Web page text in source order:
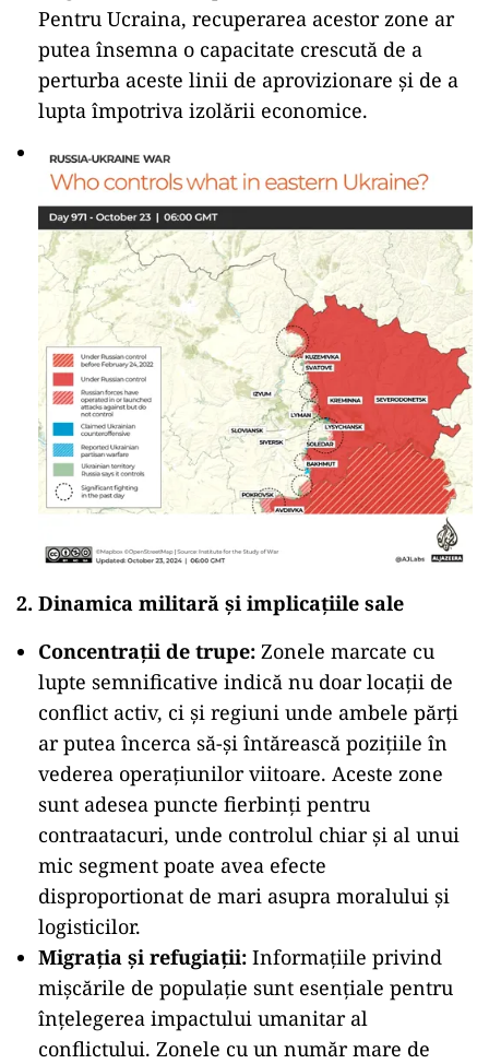
Pentru Ucraina, recuperarea acestor zone ar
putea însemna o capacitate crescută de a
perturba aceste linii de aprovizionare și de a
lupta împotriva izolării economice.
2. Dinamica militară și implicațiile sale
Concentrații de trupe: Zonele marcate cu
lupte semnificative indică nu doar locații de
conflict activ, ci și regiuni unde ambele părți
ar putea încerca să-și întărească pozițiile în
vederea operațiunilor viitoare. Aceste zone
sunt adesea puncte fierbinți pentru
contraatacuri, unde controlul chiar și al unui
mic segment poate avea efecte
disproportionat de mari asupra moralului și
logisticilor.
Migrația și refugiații: Informațiile privind
mișcările de populație sunt esențiale pentru
înțelegerea impactului umanitar al
conflictului. Zonele cu un număr mare de